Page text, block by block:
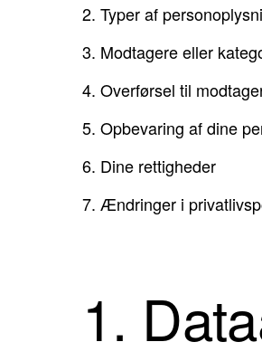
2. Typer af
3. Modtagere eller
4. Overførsel til
5. Opbevaring af dine
6. Dine rettigheder
7. Ændringer i
1.